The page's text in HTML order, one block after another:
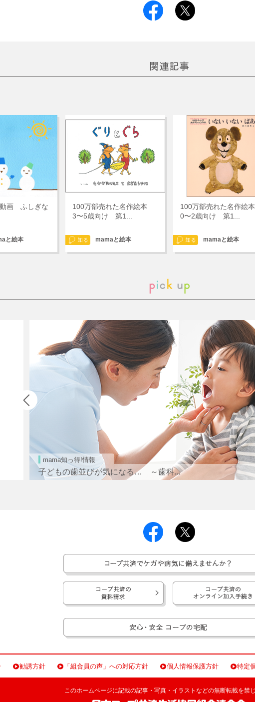
画 ふしぎな
と絵本
100万部売れた名作絵本
3〜5歳向け 第1...
mamaと絵本
100万部売れた名作絵
0〜2歳向け 第1...
mamaと絵本
mama知っ得!情報
子どもの歯並びが気になる… ～歯科...
勧誘方針 「組合員の声」への対応方針 個人情報保護方針 特定
このホームページに記載の記事・写真・イラストなどの無断転載を禁じ